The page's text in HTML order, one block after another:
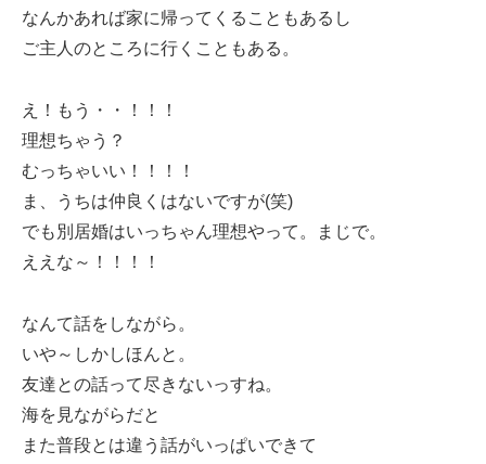
なんかあれば家に帰ってくることもあるし
ご主人のところに行くこともある。
え！もう・・！！！
理想ちゃう？
むっちゃいい！！！！
ま、うちは仲良くはないですが(笑)
でも別居婚はいっちゃん理想やって。まじで。
ええな～！！！！
なんて話をしながら。
いや～しかしほんと。
友達との話って尽きないっすね。
海を見ながらだと
また普段とは違う話がいっぱいできて